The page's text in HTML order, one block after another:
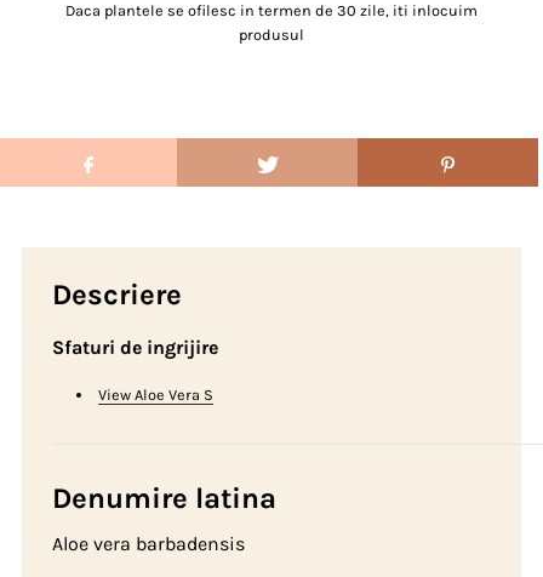
Daca plantele se ofilesc in termen de 30 zile, iti inlocuim
produsul
Descriere
Sfaturi de ingrijire
View Aloe Vera S
Denumire latina
Aloe vera barbadensis